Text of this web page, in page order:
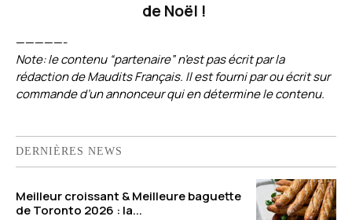
de Noël !
—————-
Note: le contenu “partenaire” n’est pas écrit par la
rédaction de Maudits Français. Il est fourni par ou écrit sur
commande d’un annonceur qui en détermine le contenu.
DERNIÈRES NEWS
Meilleur croissant & Meilleure baguette
de Toronto 2026 : la...